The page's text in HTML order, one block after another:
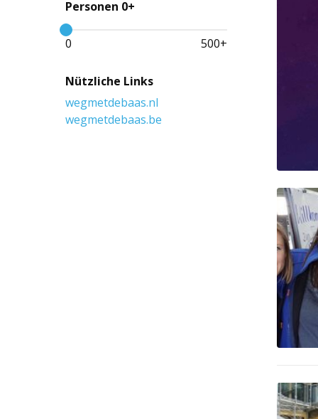
Personen 0+
0 500+
Nützliche Links
wegmetdebaas.nl
wegmetdebaas.be